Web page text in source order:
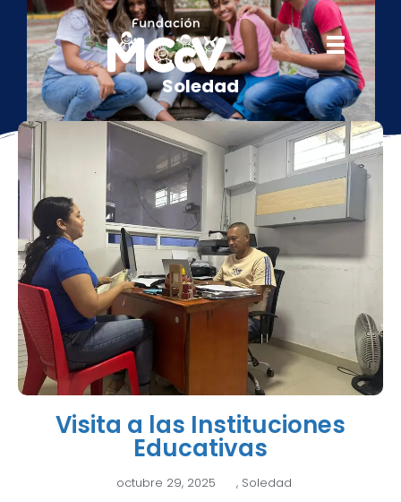
Soledad
Visita a las Instituciones
Educativas
octubre 29, 2025 , Soledad